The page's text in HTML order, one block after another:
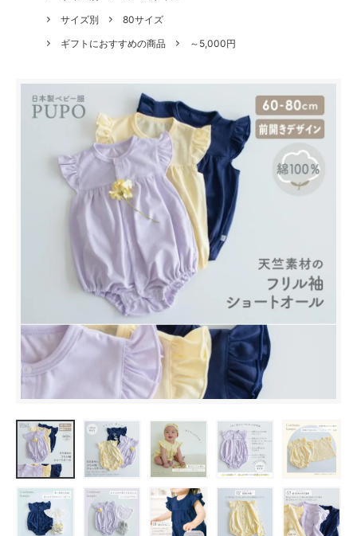
サイズ別
80サイズ
ギフトにおすすめの商品
～5,000円